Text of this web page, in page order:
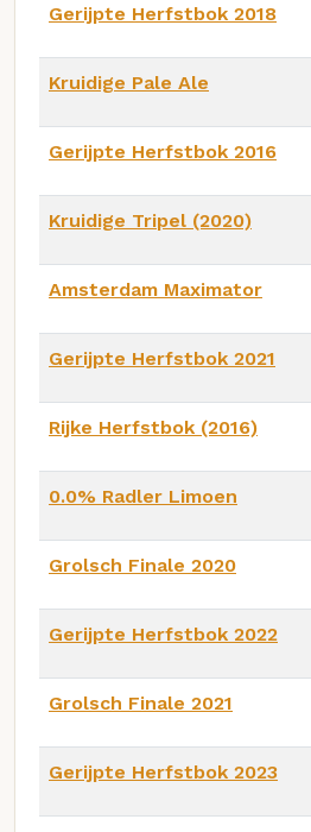
Gerijpte Herfstbok 2018
Kruidige Pale Ale
Gerijpte Herfstbok 2016
Kruidige Tripel (2020)
Amsterdam Maximator
Gerijpte Herfstbok 2021
Rijke Herfstbok (2016)
0.0% Radler Limoen
Grolsch Finale 2020
Gerijpte Herfstbok 2022
Grolsch Finale 2021
Gerijpte Herfstbok 2023